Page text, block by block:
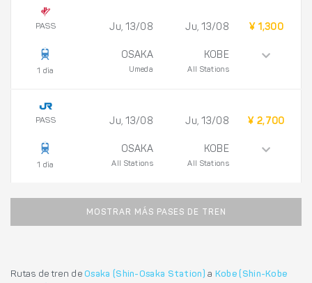
PASS
1 día
Ju, 13/08
OSAKA
Umeda
Ju, 13/08
KOBE
All Stations
¥ 1,300
PASS
1 día
Ju, 13/08
OSAKA
All Stations
Ju, 13/08
KOBE
All Stations
¥ 2,700
MOSTRAR MÁS PASES DE TREN
Rutas de tren deOsaka (Shin-Osaka Station) a Kobe (Shin-Kobe